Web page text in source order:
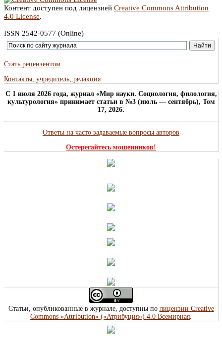
Контент доступен под лицензией Creative Commons Attribution
4.0 License.
ISSN 2542-0577 (Online)
Стать рецензентом
Контакты, учредитель, редакция
C 1 июля 2026 года, журнал «Мир науки. Социология, филология,
культурология» принимает статьи в №3 (июль — сентябрь), Том
17, 2026.
Ответы на часто задаваемые вопросы авторов
Остерегайтесь мошенников!
Статьи, опубликованные в журнале, доступны по лицензии Creative
Commons «Attribution» («Атрибуция») 4.0 Всемирная.